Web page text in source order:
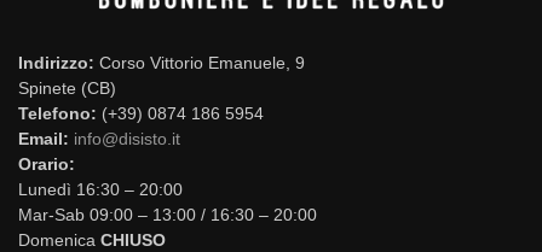
Indirizzo: Corso Vittorio Emanuele, 9
Spinete (CB)
Telefono: (+39) 0874 186 5954
Email: info@disisto.it
Orario:
Lunedì 16:30 – 20:00
Mar-Sab 09:00 – 13:00 / 16:30 – 20:00
Domenica CHIUSO